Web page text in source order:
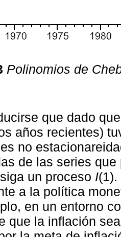
Polinomios de
que dado
años recientes)
no
de las series
un proceso I
a la política
en un entorno
que la inflación